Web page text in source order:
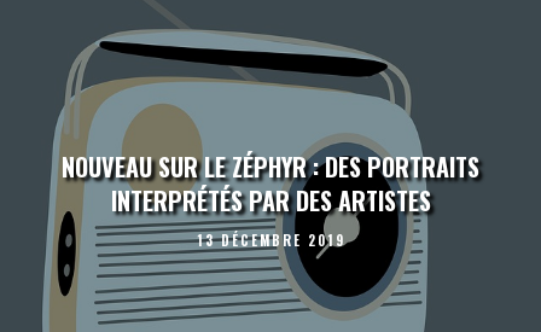
NOUVEAU SUR LE ZÉPHYR : DES PORTRAITS
INTERPRÉTÉS PAR DES ARTISTES
13 DÉCEMBRE 2019